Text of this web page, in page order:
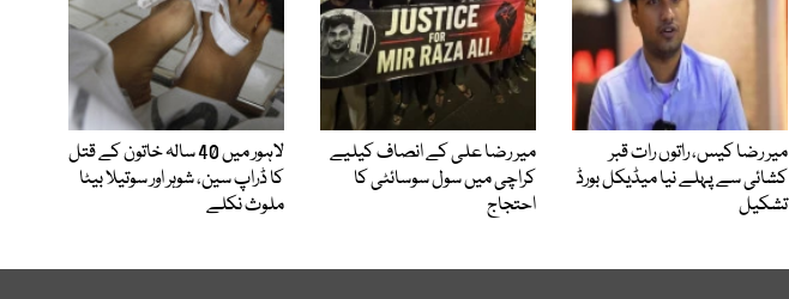
میر رضا کیس، راتوں رات قبر
کشائی سے پہلے نیا میڈیکل بورڈ
تشکیل
میر رضا علی کے انصاف کیلیے
کراچی میں سول سوسائٹی کا
احتجاج
لاہور میں 40 سالہ خاتون کے قتل
کا ڈراپ سین، شوہر اور سوتیلا بیٹا
ملوث نکلے